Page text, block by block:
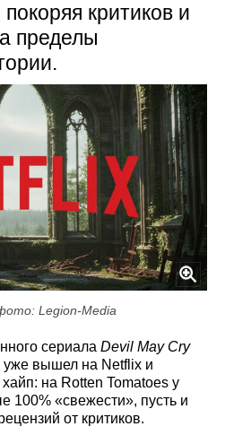
критиков и
пределы
Legion-Media
сериала Devil May Cry
уже вышел на Netflix и
на Rotten Tomatoes у
100% «свежести», пусть и
от критиков.